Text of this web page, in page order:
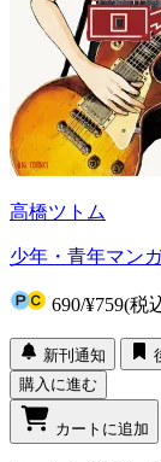
高橋ツトム
少年・青年マン
690/¥759(税
新刊通知
購入に進む
カートに追加